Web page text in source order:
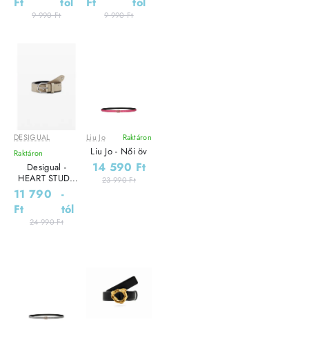
9 990 Ft 9 990 Ft
Leárazás
DESIGUAL
Raktáron
Desigual -
HEART STUDS
ECRU - Női öv
11 790
Ft
-
tól
24 990 Ft
Leárazás
Outlet Ár
Liu Jo Raktáron
Liu Jo - Női öv
14 590 Ft
23 990 Ft